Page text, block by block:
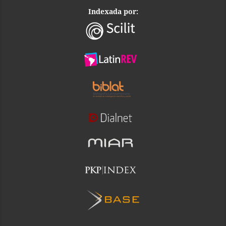
Indexada por: